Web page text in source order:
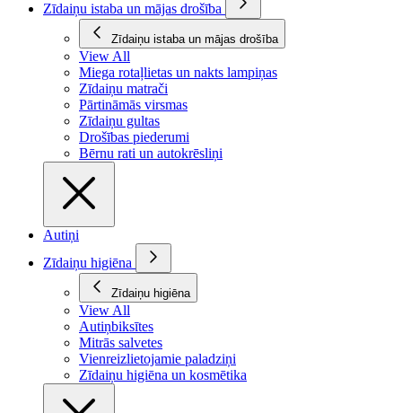
Zīdaiņu istaba un mājas drošība
Zīdaiņu istaba un mājas drošība
View All
Miega rotaļlietas un nakts lampiņas
Zīdaiņu matrači
Pārtināmās virsmas
Zīdaiņu gultas
Drošības piederumi
Bērnu rati un autokrēsliņi
Autiņi
Zīdaiņu higiēna
Zīdaiņu higiēna
View All
Autiņbiksītes
Mitrās salvetes
Vienreizlietojamie paladziņi
Zīdaiņu higiēna un kosmētika